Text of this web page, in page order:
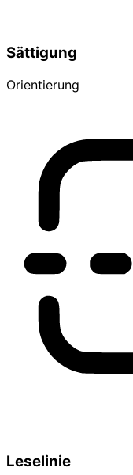
Sättigung
Orientierung
Leselinie